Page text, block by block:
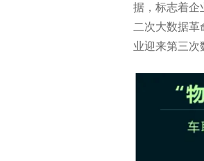
据，标志着企
二次大数据
业迎来第三次